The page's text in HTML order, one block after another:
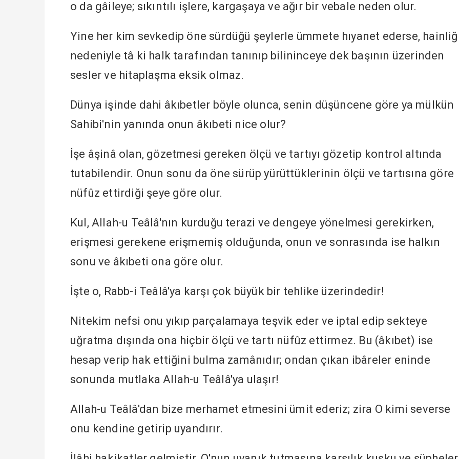
o da gâileye; sıkıntılı işlere, kargaşaya ve ağır bir vebale neden olur.
Yine her kim sevkedip öne sürdüğü şeylerle ümmete hıyanet ederse,
nedeniyle tâ ki halk tarafından tanınıp bilininceye dek başının üzerinden
sesler ve hitaplaşma eksik olmaz.
Dünya işinde dahi âkıbetler böyle olunca, senin düşüncene göre ya mülkün
Sahibi'nin yanında onun âkıbeti nice olur?
İşe âşinâ olan, gözetmesi gereken ölçü ve tartıyı gözetip kontrol altında
tutabilendir. Onun sonu da öne sürüp yürüttüklerinin ölçü ve tartısına göre
nüfûz ettirdiği şeye göre olur.
Kul, Allah-u Teâlâ'nın kurduğu terazi ve dengeye yönelmesi gerekirken,
erişmesi gerekene erişmemiş olduğunda, onun ve sonrasında ise halkın
sonu ve âkıbeti ona göre olur.
İşte o, Rabb-i Teâlâ'ya karşı çok büyük bir tehlike üzerindedir!
Nitekim nefsi onu yıkıp parçalamaya teşvik eder ve iptal edip sekteye
uğratma dışında ona hiçbir ölçü ve tartı nüfûz ettirmez. Bu (âkıbet) ise
hesap verip hak ettiğini bulma zamânıdır; ondan çıkan ibâreler eninde
sonunda mutlaka Allah-u Teâlâ'ya ulaşır!
Allah-u Teâlâ'dan bize merhamet etmesini ümit ederiz; zira O kimi severse
onu kendine getirip uyandırır.